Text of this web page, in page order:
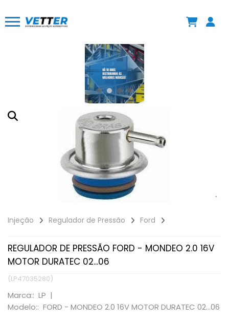
Injeção Regulador de Pressão Ford
REGULADOR DE PRESSÃO FORD - MONDEO 2.0 16V
MOTOR DURATEC 02...06
(LP47035280)
Marca:: LP |
Modelo:: FORD - MONDEO 2.0 16V MOTOR DURATEC 02...06